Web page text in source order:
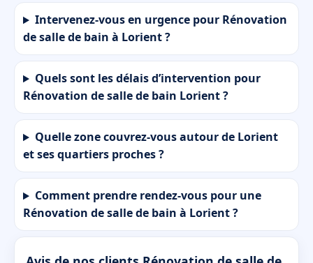
Intervenez-vous en urgence pour Rénovation
de salle de bain à Lorient ?
Quels sont les délais d’intervention pour
Rénovation de salle de bain Lorient ?
Quelle zone couvrez-vous autour de Lorient
et ses quartiers proches ?
Comment prendre rendez-vous pour une
Rénovation de salle de bain à Lorient ?